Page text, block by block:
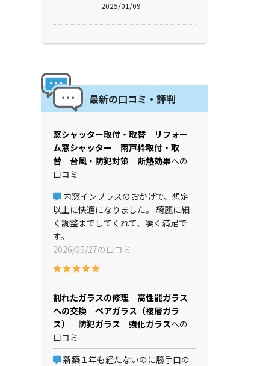
2025/01/09
最新の口コミ・評判
窓シャッター取付・取替 リフォー
ム窓シャッター 雨戸枠取付・取
替 台風・防犯対策 断熱効果への
口コミ
内窓インプラスのおかげで、想定
以上に快適になりました。 綺麗に細
く調整までしてくれて、凄く満足で
す。
2026/05/27の口コミ
割れたガラスの修理 高性能ガラス
への交換 ペアガラス（複層ガラ
ス） 防犯ガラス 強化ガラスへの
口コミ
新築１年も経たないのに勝手口の